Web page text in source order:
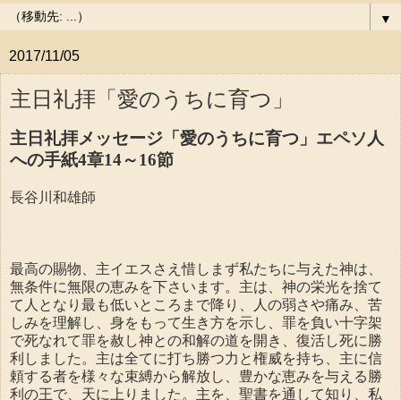
▼
2017/11/05
主日礼拝「愛のうちに育つ」
主日礼拝メッセージ「愛のうちに育つ」エペソ人
への手紙4章14～16節
長谷川和雄師
最高の賜物、主イエスさえ惜しまず私たちに与えた神は、
無条件に無限の恵みを下さいます。主は、神の栄光を捨て
て人となり最も低いところまで降り、人の弱さや痛み、苦
しみを理解し、身をもって生き方を示し、罪を負い十字架
で死なれて罪を赦し神との和解の道を開き、復活し死に勝
利しました。主は全てに打ち勝つ力と権威を持ち、主に信
頼する者を様々な束縛から解放し、豊かな恵みを与える勝
利の王で、天に上りました。主を、聖書を通して知り、私